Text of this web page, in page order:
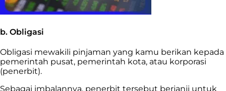
b. Obligasi
Obligasi mewakili pinjaman yang kamu berikan kepada
pemerintah pusat, pemerintah kota, atau korporasi
(penerbit).
Sebagai imbalannya, penerbit tersebut berjanji untuk